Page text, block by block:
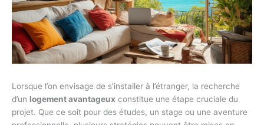
Lorsque l’on envisage de s’installer à l’étranger, la recherche
d’un logement avantageux constitue une étape cruciale du
projet. Que ce soit pour des études, un stage ou une aventure